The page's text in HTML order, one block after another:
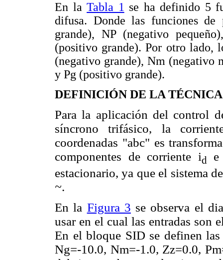
En laTabla 1 se ha definido 5
difusa. Donde las funciones de
grande), NP (negativo
(positivo grande). Por otro lado,
(negativo grande), Nm (negativo
y Pg (positivo grande).
DEFINICIÓN DE LA
Para la aplicación del control
síncrono trifásico, la
coordenadas "abc" es
componentes de corriente id
estacionario, ya que el sistema
~.
En la Figura 3 se observa el
usar en el cual las entradas son
En el bloque SID se definen
Ng=-10.0, Nm=-1.0, Zz=0.0,